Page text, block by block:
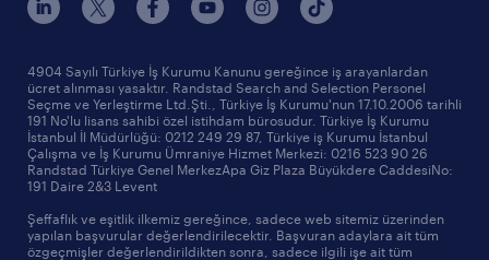
sponsorluklarımız
haberler ve duyurular
ofislerimiz
4904 Sayılı Türkiye İş Kurumu Kanunu gereğince iş arayanlardan
ücret alınması yasaktır. Randstad Search and Selection Personel
Seçme ve Yerleştirme Ltd.Şti., Türkiye İş Kurumu'nun 17.10.2006 tarihli
191 No'lu lisans sahibi özel istihdam bürosudur. Türkiye İş Kurumu
İstanbul İl Müdürlüğü: 0212 249 29 87, Türkiye iş Kurumu İstanbul
Çalışma ve İş Kurumu Ümraniye Hizmet Merkezi: 0216 523 90 26
Randstad Türkiye Genel MerkezApa Giz Plaza Büyükdere CaddesiNo:
191 Daire 2&3 Levent
Şeffaflık ve eşitlik ilkemiz gereğince, sadece web sitemiz üzerinden
yapılan başvurular değerlendirilecektir. Başvuran adaylara ait tüm
özgeçmişler değerlendirildikten sonra, sadece ilgili işe ait tüm